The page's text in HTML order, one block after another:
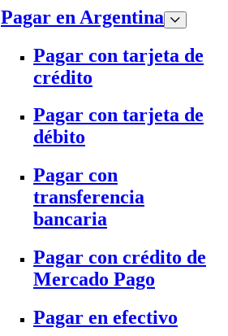
Pagar en Argentina
Pagar con tarjeta de
crédito
Pagar con tarjeta de
débito
Pagar con
transferencia
bancaria
Pagar con crédito de
Mercado Pago
Pagar en efectivo